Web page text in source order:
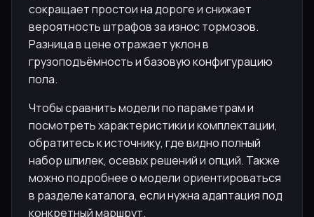
сокращает простои на дороге и снижает
вероятность штрафов за износ тормозов.
Разница в цене отражает уклон в
грузоподъёмность и базовую конфигурацию
пола.
Чтобы сравнить модели по параметрам и
посмотреть характеристики и комплектации,
обратитесь к источнику, где видно полный
набор шпилек, осевых решений и опций. Также
можно подробнее о модели ориентироваться
в разделе каталога, если нужна адаптация под
конкретный маршрут.